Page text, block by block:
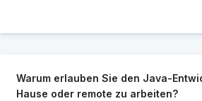
Warum erlauben Sie den Java-
Hause oder remote zu arbeiten?